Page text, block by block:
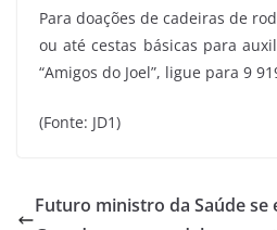
Para doações de cadeiras de
ou até cestas básicas para
“Amigos do Joel”, ligue para 9
(Fonte: JD1)
Futuro ministro da Saúde se